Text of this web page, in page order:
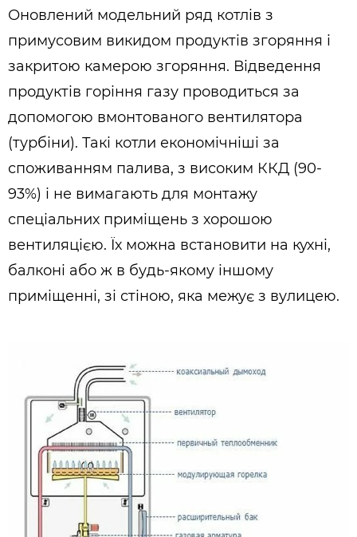
Оновлений модельний ряд котлів з
примусовим викидом продуктів згоряння і
закритою камерою згоряння. Відведення
продуктів горіння газу проводиться за
допомогою вмонтованого вентилятора
(турбіни). Такі котли економічніші за
споживанням палива, з високим ККД (90-
93%) і не вимагають для монтажу
спеціальних приміщень з хорошою
вентиляцією. Їх можна встановити на кухні,
балконі або ж в будь-якому іншому
приміщенні, зі стіною, яка межує з вулицею.